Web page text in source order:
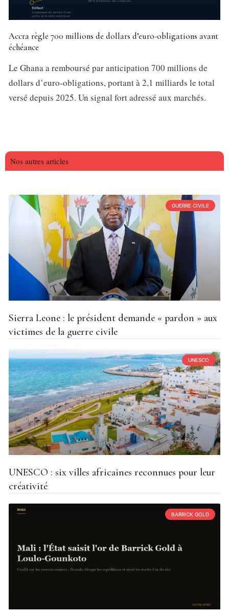
Accra règle 700 millions de dollars d’euro-obligations avant
échéance
Le Ghana a remboursé par anticipation 700 millions de
dollars d’euro-obligations, portant à 2,1 milliards le total
versé depuis 2025. Un signal fort adressé aux marchés.
Nos autres articles
GUERRE CIVILE
Sierra Leone : le président demande « pardon » aux
victimes de la guerre civile
UNESCO
UNESCO : six villes africaines reconnues pour leur
créativité
BARRICK GOLD